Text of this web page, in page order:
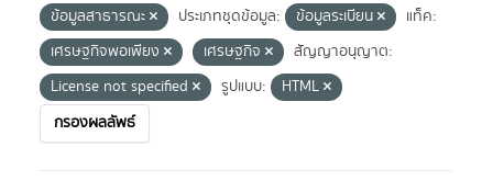
ข้อมูลสาธารณะ
ประเภทชุดข้อมูล: ข้อมูลระเบียน
แท็ค:
เศรษฐกิจพอเพียง
เศรษฐกิจ
สัญญาอนุญาต:
License not specified
รูปแบบ:
HTML
กรองผลลัพธ์